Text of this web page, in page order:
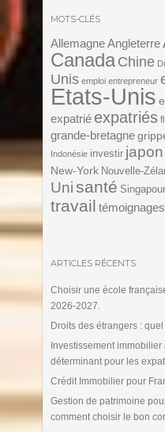
MOTS-CLÉS
Allemagne Angleterre
Canada Chine
Unis emploi entrepreneur
Etats-Unis
expatrié expatriés
grande-bretagne
Indonésie investir japon
New-York Nouvelle-
Unisanté Singapour
travail témoignages
ARTICLES RÉCENTS
Choisir une école
2026-2027.
Droits des étrangers :
Investissement
déterminant pour les
Crédit Immobilier pour
Gestion de patrimoine
comment choisir le bon